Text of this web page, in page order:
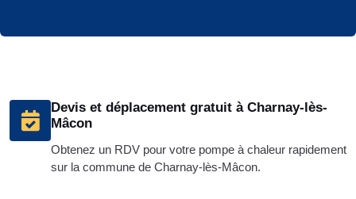
Devis et déplacement gratuit à Charnay-lès-
Mâcon
Obtenez un RDV pour votre pompe à chaleur rapidement
sur la commune de Charnay-lès-Mâcon.